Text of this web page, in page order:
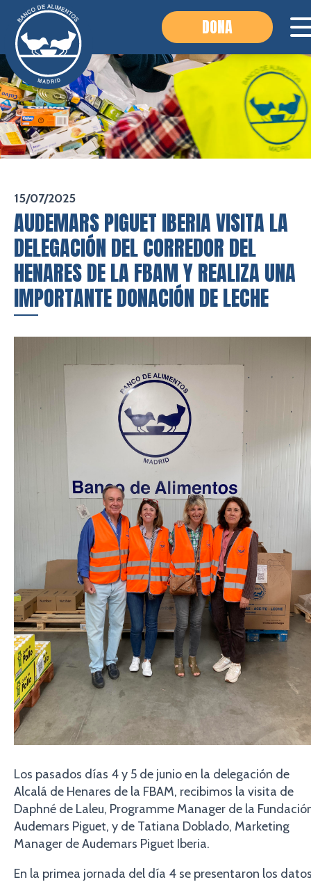
DONA
15/07/2025
AUDEMARS PIGUET IBERIA VISITA LA
DELEGACIÓN DEL CORREDOR DEL
HENARES DE LA FBAM Y REALIZA UNA
IMPORTANTE DONACIÓN DE LECHE
Los pasados días 4 y 5 de junio en la delegación de
Alcalá de Henares de la FBAM, recibimos la visita de
Daphné de Laleu, Programme Manager de la
Audemars Piguet, y de Tatiana Doblado, Marketing
Manager de Audemars Piguet Iberia.
En la primea jornada del día 4 se presentaron los